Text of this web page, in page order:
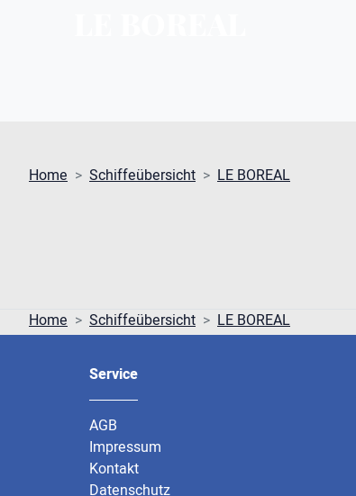
Home Schiffeübersicht LE BOREAL
Home Schiffeübersicht LE BOREAL
Service
AGB
Impressum
Kontakt
Datenschutz